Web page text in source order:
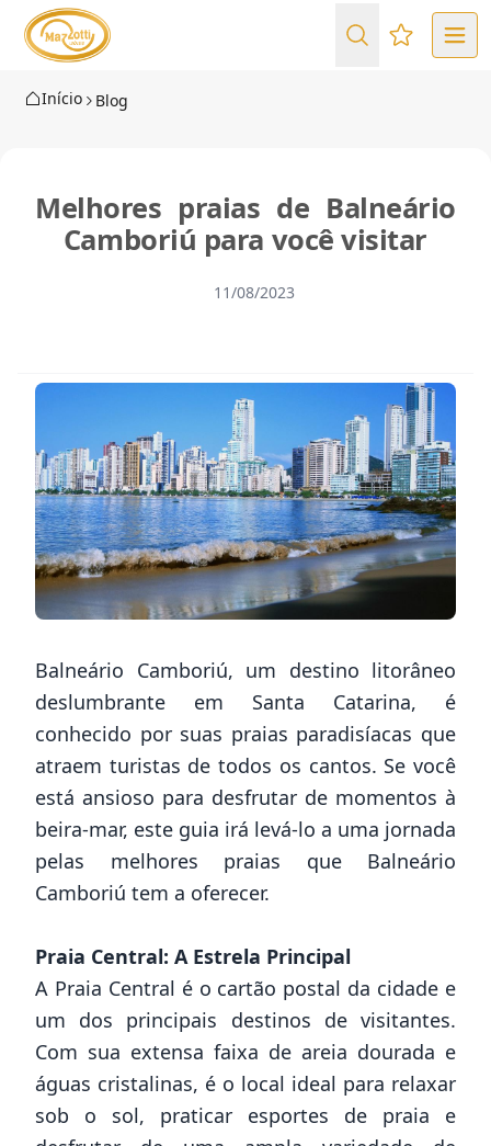
Favoritos
Início Blog
Melhores praias de Balneário
Camboriú para você visitar
11/08/2023
Balneário Camboriú, um destino litorâneo
deslumbrante em Santa Catarina, é
conhecido por suas praias paradisíacas que
atraem turistas de todos os cantos. Se você
está ansioso para desfrutar de momentos à
beira-mar, este guia irá levá-lo a uma jornada
pelas melhores praias que Balneário
Camboriú tem a oferecer.
Praia Central: A Estrela Principal
A Praia Central é o cartão postal da cidade e
um dos principais destinos de visitantes.
Com sua extensa faixa de areia dourada e
águas cristalinas, é o local ideal para relaxar
sob o sol, praticar esportes de praia e